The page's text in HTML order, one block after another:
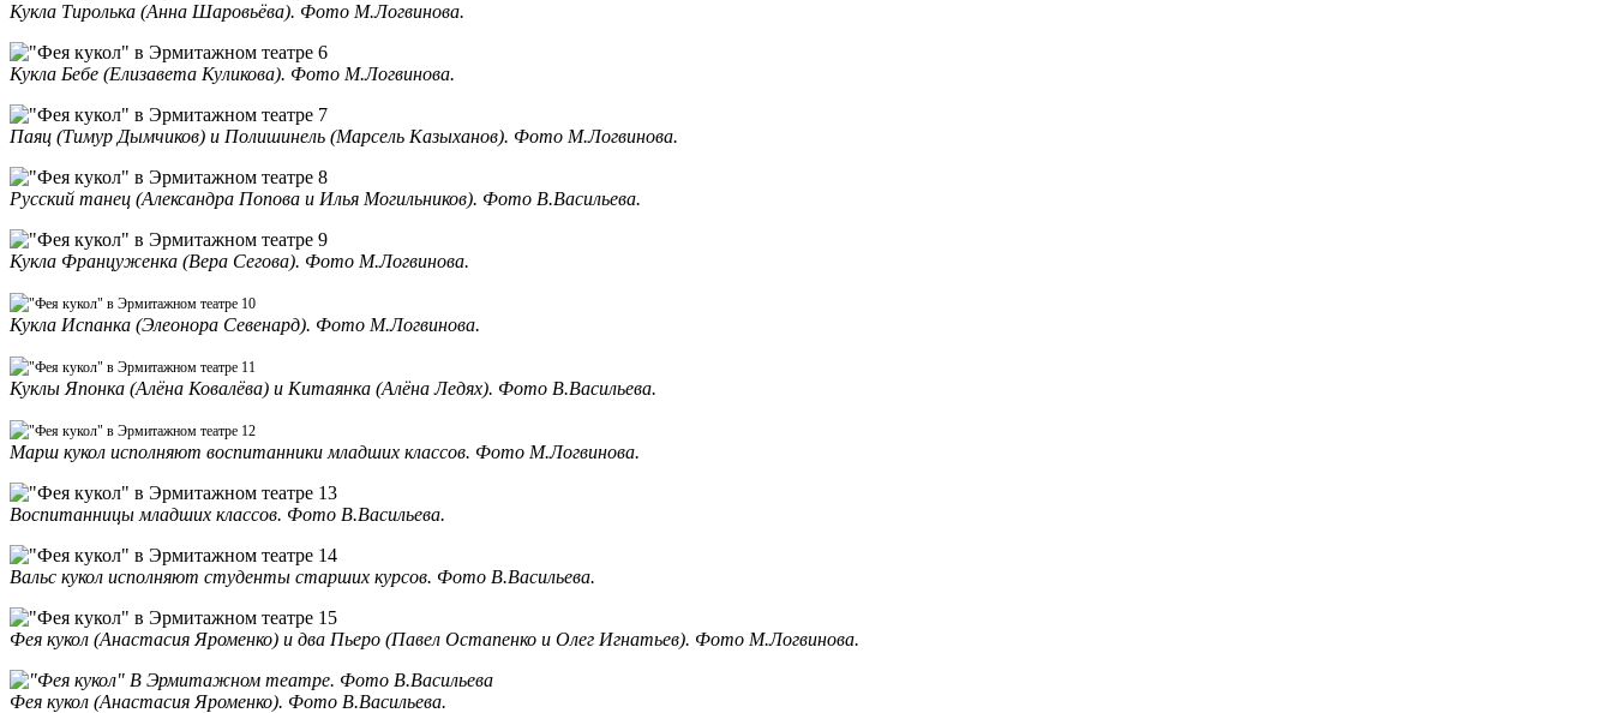
Кукла Тиролька (Анна Шаровьёва). Фото М.Логвинова.
Кукла Бебе (Елизавета Куликова). Фото М.Логвинова.
Паяц (Тимур Дымчиков) и Полишинель (Марсель Казыханов). Фото М.Логвинова.
Русский танец (Александра Попова и Илья Могильников). Фото В.Васильева.
Кукла Француженка (Вера Сегова). Фото М.Логвинова.
Кукла Испанка (Элеонора Севенард). Фото М.Логвинова.
Куклы Японка (Алёна Ковалёва) и Китаянка (Алёна Ледях). Фото В.Васильева.
Марш кукол исполняют воспитанники младших классов. Фото М.Логвинова.
Воспитанницы младших классов. Фото В.Васильева.
Вальс кукол исполняют студенты старших курсов. Фото В.Васильева.
Фея кукол (Анастасия Яроменко) и два Пьеро (Павел Остапенко и Олег Игнатьев). Фото М.Логвинова.
Фея кукол (Анастасия Яроменко). Фото В.Васильева.